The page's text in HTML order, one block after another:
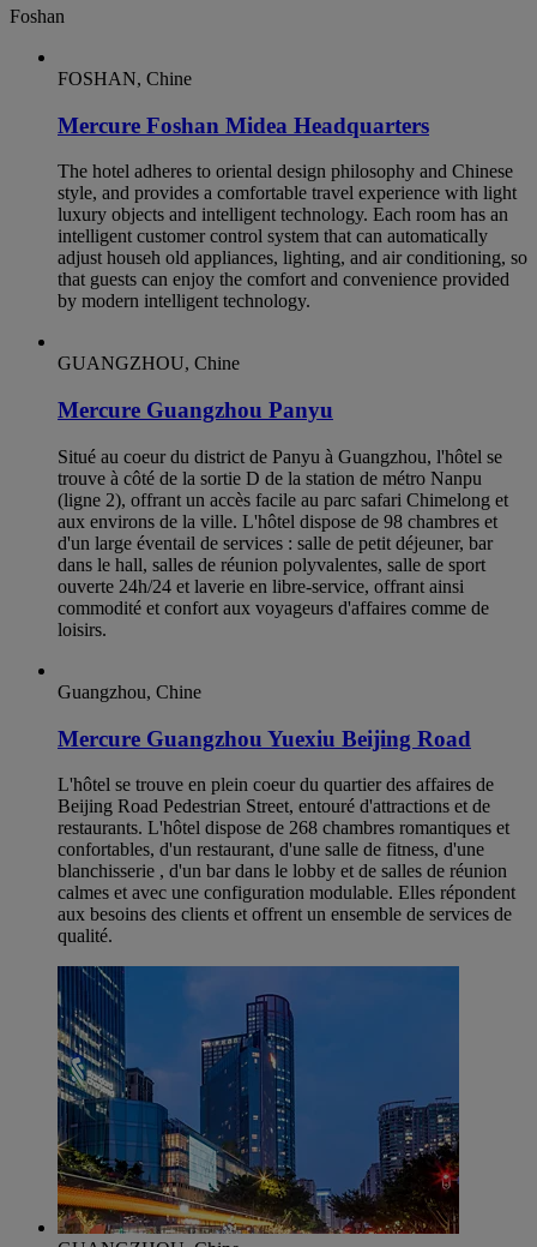
Foshan
FOSHAN, Chine
Mercure Foshan Midea Headquarters
The hotel adheres to oriental design philosophy and Chinese
style, and provides a comfortable travel experience with light
luxury objects and intelligent technology. Each room has an
intelligent customer control system that can automatically
adjust househ old appliances, lighting, and air conditioning, so
that guests can enjoy the comfort and convenience provided
by modern intelligent technology.
GUANGZHOU, Chine
Mercure Guangzhou Panyu
Situé au coeur du district de Panyu à Guangzhou, l'hôtel se
trouve à côté de la sortie D de la station de métro Nanpu
(ligne 2), offrant un accès facile au parc safari Chimelong et
aux environs de la ville. L'hôtel dispose de 98 chambres et
d'un large éventail de services : salle de petit déjeuner, bar
dans le hall, salles de réunion polyvalentes, salle de sport
ouverte 24h/24 et laverie en libre-service, offrant ainsi
commodité et confort aux voyageurs d'affaires comme de
loisirs.
Guangzhou, Chine
Mercure Guangzhou Yuexiu Beijing Road
L'hôtel se trouve en plein coeur du quartier des affaires de
Beijing Road Pedestrian Street, entouré d'attractions et de
restaurants. L'hôtel dispose de 268 chambres romantiques et
confortables, d'un restaurant, d'une salle de fitness, d'une
blanchisserie , d'un bar dans le lobby et de salles de réunion
calmes et avec une configuration modulable. Elles répondent
aux besoins des clients et offrent un ensemble de services de
qualité.